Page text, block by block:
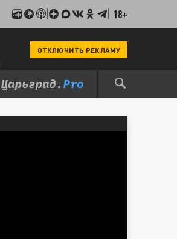
18+
ОТКЛЮЧИТЬ РЕКЛАМУ